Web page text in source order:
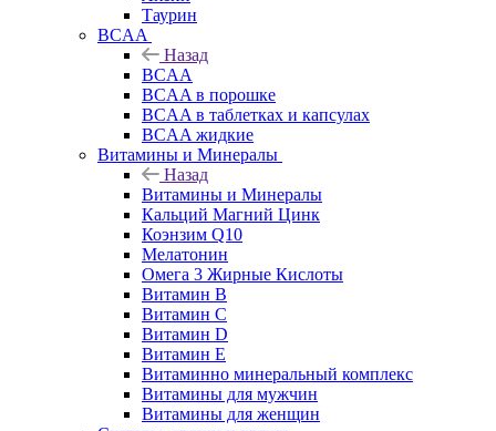
Таурин
BCAA
Назад
BCAA
BCAA в порошке
BCAA в таблетках и капсулах
BCAA жидкие
Витамины и Минералы
Назад
Витамины и Минералы
Кальций Магний Цинк
Коэнзим Q10
Мелатонин
Омега 3 Жирные Кислоты
Витамин B
Витамин C
Витамин D
Витамин E
Витаминно минеральный комплекс
Витамины для мужчин
Витамины для женщин